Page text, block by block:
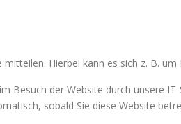
Hierbei kann es sich z. B.
Besuch der Website durch unsere
sobald Sie diese Website